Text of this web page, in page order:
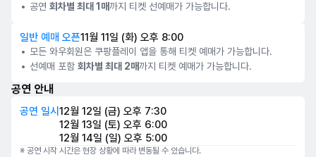
공연 회차별 최대 1매까지 티켓 선예매가 가능합니다.
일반 예매 오픈11월 11일 (화) 오후 8:00
모든 와우회원은 쿠팡플레이 앱을 통해 티켓 예매가 가능합니다.
선예매 포함 회차별 최대 2매까지 티켓 예매가 가능합니다.
공연 안내
공연 일시 12월 12일 (금) 오후 7:30
12월 13일 (토) 오후 6:00
12월 14일 (일) 오후 5:00
※ 공연 시작 시간은 현장 상황에 따라 변동될 수 있습니다.